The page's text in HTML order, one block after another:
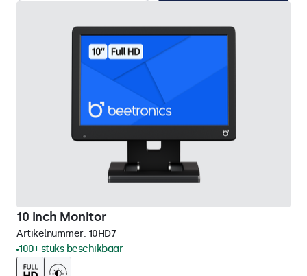
10 Inch Monitor
Artikelnummer: 10HD7
100+ stuks beschikbaar